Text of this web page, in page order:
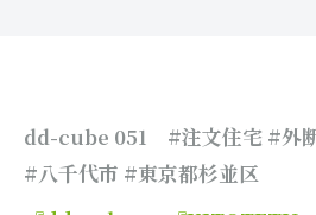
dd-cube 051
#注文住宅 #外
#八千代市 #東京都杉並区